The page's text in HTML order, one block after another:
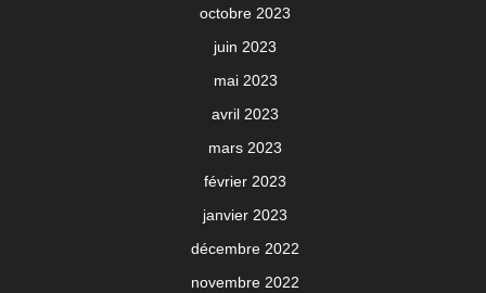
octobre 2023
juin 2023
mai 2023
avril 2023
mars 2023
février 2023
janvier 2023
décembre 2022
novembre 2022